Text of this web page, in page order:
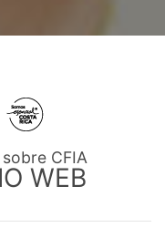
CFIA
WEB